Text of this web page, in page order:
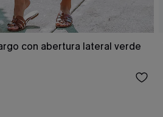
con abertura lateral verde